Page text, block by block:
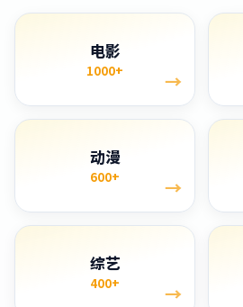
电影
1000+ →
动漫
600+ →
综艺
400+ →